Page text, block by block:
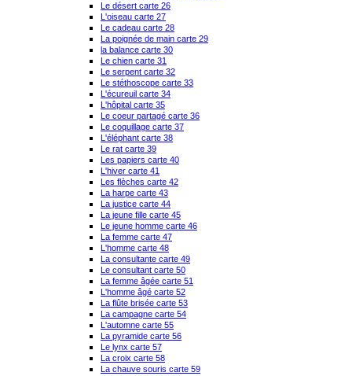
Le désert carte 26
L'oiseau carte 27
Le cadeau carte 28
La poignée de main carte 29
la balance carte 30
Le chien carte 31
Le serpent carte 32
Le stéthoscope carte 33
L'écureuil carte 34
L'hôpital carte 35
Le coeur partagé carte 36
Le coquillage carte 37
L'éléphant carte 38
Le rat carte 39
Les papiers carte 40
L'hiver carte 41
Les flèches carte 42
La harpe carte 43
La justice carte 44
La jeune fille carte 45
Le jeune homme carte 46
La femme carte 47
L'homme carte 48
La consultante carte 49
Le consultant carte 50
La femme âgée carte 51
L'homme âgé carte 52
La flûte brisée carte 53
La campagne carte 54
L'automne carte 55
La pyramide carte 56
Le lynx carte 57
La croix carte 58
La chauve souris carte 59